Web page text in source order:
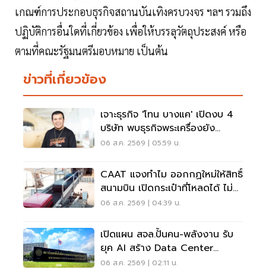
เกณฑ์การประกอบธุรกิจสถานบันเทิงครบวงจร ฯลฯ รวมถึง
ปฏิบัติการอื่นใดที่เกี่ยวข้อง เพื่อให้บรรลุวัตถุประสงค์ หรือ
ตามที่คณะรัฐมนตรีมอบหมาย เป็นต้น
ข่าวที่เกี่ยวข้อง
เจาะธุรกิจ 'โทน บางแค' เปิดงบ 4
บริษัท พบธุรกิจพระเครื่องยัง
ขาดทุน
06 ส.ค. 2569 | 05:59 น.
CAAT แจงทำไม ออกกฏใหม่ให้สิทธิ์
สนามบิน เปิดกระเป๋าที่โหลดได้ ไม่
ต้องเรียกเจ้าของ
06 ส.ค. 2569 | 04:39 น.
เปิดแผน สจล.ปั้นคน-พลังงาน รับ
ยุค AI สร้าง Data Center
Sandbox
06 ส.ค. 2569 | 02:11 น.